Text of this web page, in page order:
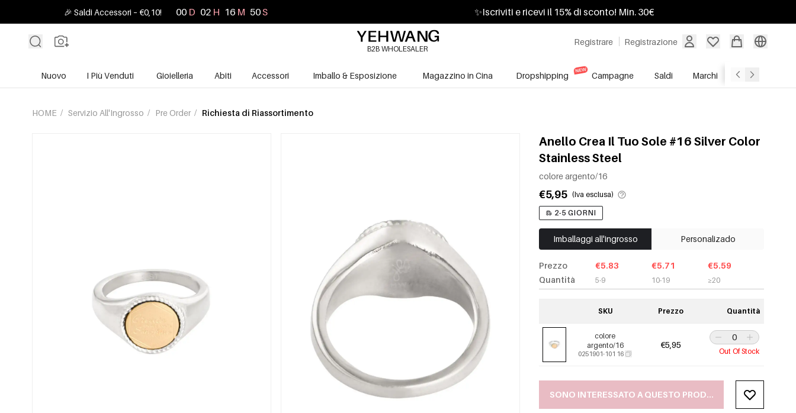
🎉 Saldi Accessori – €0,10! 00 D 02 H 16 M 48S ✨Iscriviti e ricevi il 15% di sconto! Min. 30€
Registrare Registrazione
B2B WHOLESALER
Nuovo I Più Venduti Gioielleria Abiti Accessori Imballo & Esposizione Magazzino in Cina Dropshipping Campagne Saldi Marchi Servizio
HOME / Servizio All'Ingrosso / Pre Order / Richiesta di Riassortimento
Anello Crea Il Tuo Sole #16 Silver Color
Stainless Steel
colore argento/16
€5,95 (Iva esclusa)
2-5 GIORNI
Imballaggi all'ingrosso Personalizado
Prezzo
Quantità
€5.83
5-9
€5.71
10-19
€5.59
≥20
SKU Prezzo Quantità
colore
argento/16
0251901-101 16
€5,95
Out Of Stock
SONO INTERESSATO A QUESTO PRODOTTO